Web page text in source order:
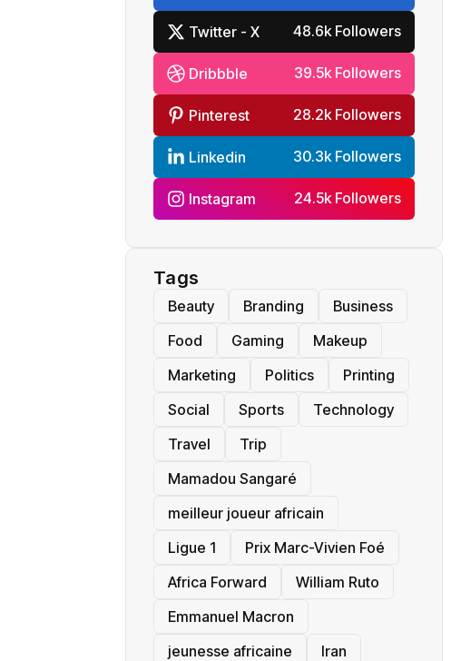
Twitter - X 48.6k Followers
Dribbble 39.5k Followers
Pinterest 28.2k Followers
Linkedin 30.3k Followers
Instagram 24.5k Followers
Tags
Beauty Branding
Business
Food
Gaming
Makeup
Marketing
Politics
Printing
Social
Sports
Technology
Travel
Trip
Mamadou Sangaré
meilleur joueur africain
Ligue 1
Prix Marc-Vivien Foé
‎Africa Forward
William Ruto
Emmanuel Macron
jeunesse africaine
‎Iran